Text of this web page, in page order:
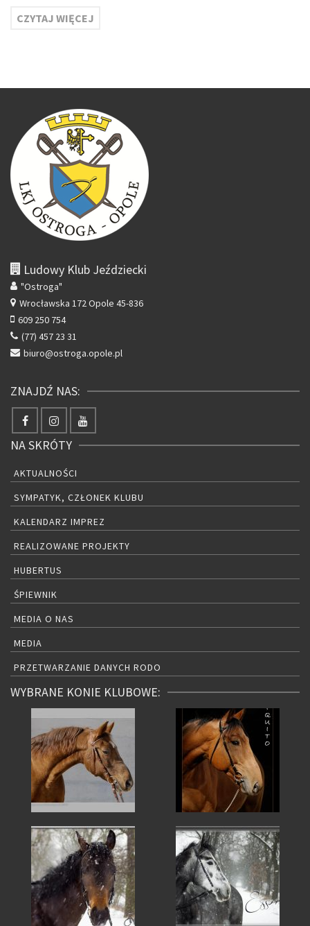
CZYTAJ WIĘCEJ
Ludowy Klub Jeździecki
"Ostroga"
Wrocławska 172Opole 45-836
609 250 754
(77) 457 23 31
biuro@ostroga.opole.pl
ZNAJDŹ NAS:
NA SKRÓTY
AKTUALNOŚCI
SYMPATYK, CZŁONEK KLUBU
KALENDARZ IMPREZ
REALIZOWANE PROJEKTY
HUBERTUS
ŚPIEWNIK
MEDIA O NAS
MEDIA
PRZETWARZANIE DANYCH RODO
WYBRANE KONIE KLUBOWE: